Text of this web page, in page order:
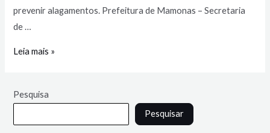
prevenir alagamentos. Prefeitura de Mamonas – Secretaria
de …
Leia mais »
Pesquisa
Pesquisar